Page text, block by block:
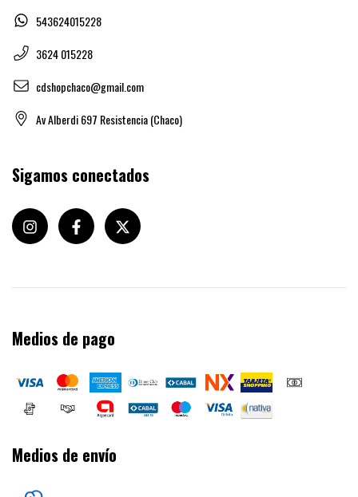
543624015228
3624 015228
cdshopchaco@gmail.com
Av Alberdi 697 Resistencia (Chaco)
Sigamos conectados
Medios de pago
Medios de envío